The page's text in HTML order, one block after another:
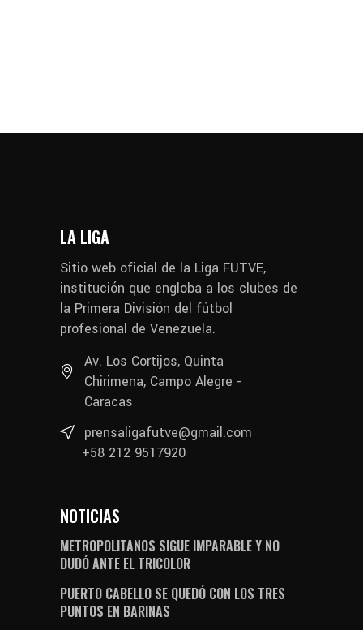
LA LIGA
Sitio web oficial de la Liga FUTVE,
institución que engloba a los clubes de
la Primera División del fútbol
profesional de Venezuela.
Av. Los Cortijos, Quinta
Chirimena, Campo Alegre -
Caracas
prensaligafutve@gmail.com
+58 212 9517920
NOTICIAS
METROPOLITANOS SIGUE IMPARABLE Y NO
DUDÓ ANTE EL TRICOLOR
PUERTO CABELLO SE QUEDÓ CON LOS TRES
PUNTOS EN BARINAS